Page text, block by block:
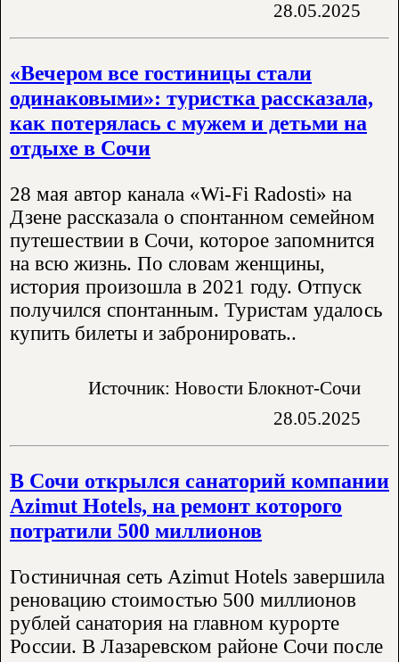
28.05.2025
«Вечером все гостиницы стали
одинаковыми»: туристка рассказала,
как потерялась с мужем и детьми на
отдыхе в Сочи
28 мая автор канала «Wi-Fi Radosti» на
Дзене рассказала о спонтанном семейном
путешествии в Сочи, которое запомнится
на всю жизнь. По словам женщины,
история произошла в 2021 году. Отпуск
получился спонтанным. Туристам удалось
купить билеты и забронировать..
Источник: Новости Блокнот-Сочи
28.05.2025
В Сочи открылся санаторий компании
Azimut Hotels, на ремонт которого
потратили 500 миллионов
Гостиничная сеть Azimut Hotels завершила
реновацию стоимостью 500 миллионов
рублей санатория на главном курорте
России. В Лазаревском районе Сочи после